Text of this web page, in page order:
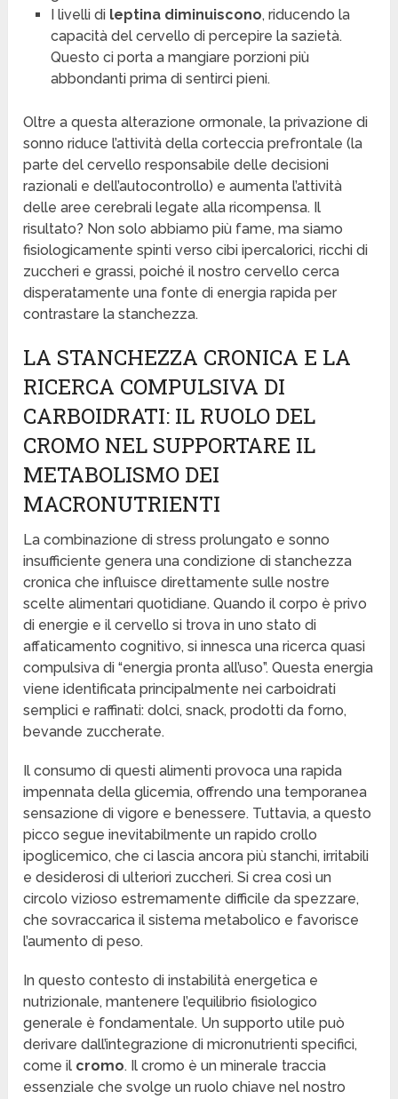
I livelli di leptina diminuiscono, riducendo la
capacità del cervello di percepire la sazietà.
Questo ci porta a mangiare porzioni più
abbondanti prima di sentirci pieni.
Oltre a questa alterazione ormonale, la privazione di
sonno riduce l’attività della corteccia prefrontale (la
parte del cervello responsabile delle decisioni
razionali e dell’autocontrollo) e aumenta l’attività
delle aree cerebrali legate alla ricompensa. Il
risultato? Non solo abbiamo più fame, ma siamo
fisiologicamente spinti verso cibi ipercalorici, ricchi di
zuccheri e grassi, poiché il nostro cervello cerca
disperatamente una fonte di energia rapida per
contrastare la stanchezza.
LA STANCHEZZA CRONICA E LA
RICERCA COMPULSIVA DI
CARBOIDRATI: IL RUOLO DEL
CROMO NEL SUPPORTARE IL
METABOLISMO DEI
MACRONUTRIENTI
La combinazione di stress prolungato e sonno
insufficiente genera una condizione di stanchezza
cronica che influisce direttamente sulle nostre
scelte alimentari quotidiane. Quando il corpo è privo
di energie e il cervello si trova in uno stato di
affaticamento cognitivo, si innesca una ricerca quasi
compulsiva di “energia pronta all’uso”. Questa energia
viene identificata principalmente nei carboidrati
semplici e raffinati: dolci, snack, prodotti da forno,
bevande zuccherate.
Il consumo di questi alimenti provoca una rapida
impennata della glicemia, offrendo una temporanea
sensazione di vigore e benessere. Tuttavia, a questo
picco segue inevitabilmente un rapido crollo
ipoglicemico, che ci lascia ancora più stanchi, irritabili
e desiderosi di ulteriori zuccheri. Si crea così un
circolo vizioso estremamente difficile da spezzare,
che sovraccarica il sistema metabolico e favorisce
l’aumento di peso.
In questo contesto di instabilità energetica e
nutrizionale, mantenere l’equilibrio fisiologico
generale è fondamentale. Un supporto utile può
derivare dall’integrazione di micronutrienti specifici,
come il cromo. Il cromo è un minerale traccia
essenziale che svolge un ruolo chiave nel nostro